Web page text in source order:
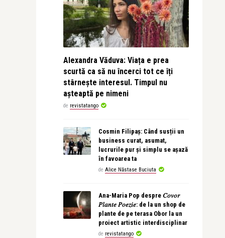
Alexandra Văduva: Viața e prea
scurtă ca să nu încerci tot ce îți
stârnește interesul. Timpul nu
așteaptă pe nimeni
de revistatango
Cosmin Filipaș: Când susții un
business curat, asumat,
lucrurile pur și simplu se așază
în favoarea ta
de Alice Năstase Buciuta
Ana-Maria Pop despre 𝐶𝑜𝑣𝑜𝑟
𝑃𝑙𝑎𝑛𝑡𝑒 𝑃𝑜𝑒𝑧𝑖𝑒: de la un shop de
plante de pe terasa Obor la un
proiect artistic interdisciplinar
de revistatango